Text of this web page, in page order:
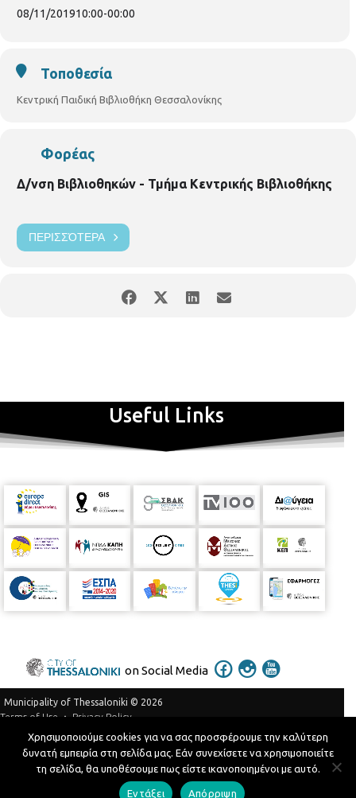
08/11/201910:00-00:00
Τοποθεσία
Κεντρική Παιδική Βιβλιοθήκη Θεσσαλονίκης
Φορέας
Δ/νση Βιβλιοθηκών - Τμήμα Κεντρικής Βιβλιοθήκης
ΠΕΡΙΣΣΌΤΕΡΑ
Useful Links
on Social Media
Municipality of Thessaloniki © 2026
Terms of Use
Privacy Policy
Telephone Catalog
Developed byMyCompany Projects
Χρησιμοποιούμε cookies για να σας προσφέρουμε την καλύτερη
δυνατή εμπειρία στη σελίδα μας. Εάν συνεχίσετε να χρησιμοποιείτε
τη σελίδα, θα υποθέσουμε πως είστε ικανοποιημένοι με αυτό.
Εντάξει Απόρριψη